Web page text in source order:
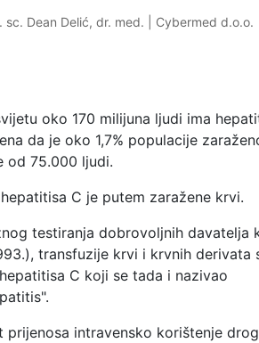
sc. Dean Delić, dr. med. Cybermed d.o.o.
oko 170 milijuna ljudi ima
da je oko 1,7% populacije
od 75.000 ljudi.
C je putem zaražene krvi.
testiranja dobrovoljnih davatelja
transfuzije krvi i krvnih derivata
C koji se tada i nazivao
prijenosa intravensko korištenje